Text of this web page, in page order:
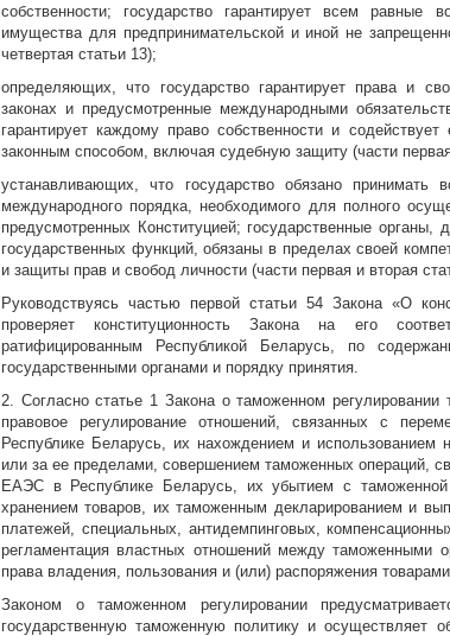
собственности; государство гарантирует всем равные
имущества для предпринимательской и иной не
четвертая статьи 13);
определяющих, что государство гарантирует права и
законах и предусмотренные международными
гарантирует каждому право собственности и
законным способом, включая судебную защиту (части
устанавливающих, что государство обязано
международного порядка, необходимого для полного
предусмотренных Конституцией; государственные
государственных функций, обязаны в пределах своей
и защиты прав и свобод личности (части первая и вторая
Руководствуясь частью первой статьи 54 Закона «О
проверяет конституционность Закона на его
ратифицированным Республикой Беларусь, по
государственными органами и порядку принятия.
2. Согласно статье 1 Закона о таможенном
правовое регулирование отношений, связанных с
Республике Беларусь, их нахождением и
или за ее пределами, совершением таможенных операций,
ЕАЭС в Республике Беларусь, их убытием с
хранением товаров, их таможенным декларированием и
платежей, специальных, антидемпинговых,
регламентация властных отношений между таможенными
права владения, пользования и (или) распоряжения
Законом о таможенном регулировании
государственную таможенную политику и осуществляет